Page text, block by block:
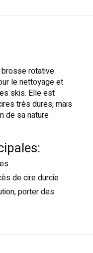
rotative
le nettoyage et
skis. Elle est
très dures, mais
de sa nature
de cire durcie
porter des